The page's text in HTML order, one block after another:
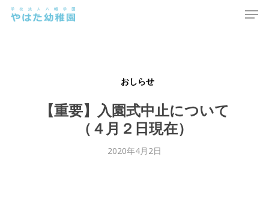
Skip
おしらせ
【重要】入園式中止について
（４月２日現在）
2020年4月2日